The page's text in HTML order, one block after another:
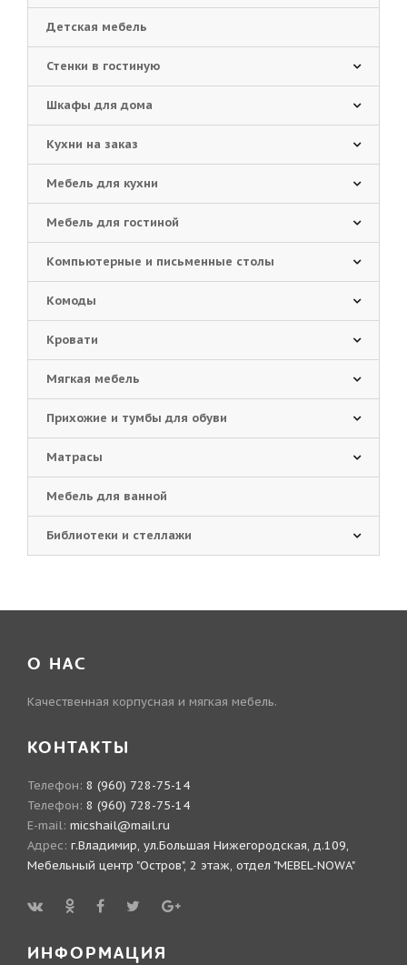
Детская мебель
Стенки в гостиную
Шкафы для дома
Кухни на заказ
Мебель для кухни
Мебель для гостиной
Компьютерные и письменные столы
Комоды
Кровати
Мягкая мебель
Прихожие и тумбы для обуви
Матрасы
Мебель для ванной
Библиотеки и стеллажи
О НАС
Качественная корпусная и мягкая мебель.
КОНТАКТЫ
Телефон: 8 (960) 728-75-14
Телефон: 8 (960) 728-75-14
E-mail: micshail@mail.ru
Адрес: г.Владимир, ул.Большая Нижегородская, д.109,
Мебельный центр "Остров", 2 этаж, отдел "MEBEL-NOWA"
ИНФОРМАЦИЯ